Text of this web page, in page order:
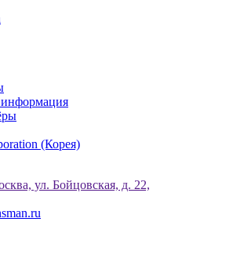
информация
(Корея)
ул. Бойцовская, д. 22,